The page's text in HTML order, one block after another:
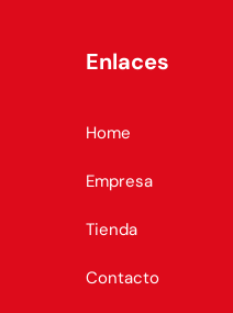
Enlaces
Home
Empresa
Tienda
Contacto